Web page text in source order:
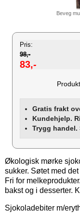
Beveg
Pris:
98,-
83,-
Gratis frakt
Kundehjelp.
Trygg
Økologisk mørke
sukker. Søtet med
Fri for
bakst og i desserter.
Sjokoladebiter m/